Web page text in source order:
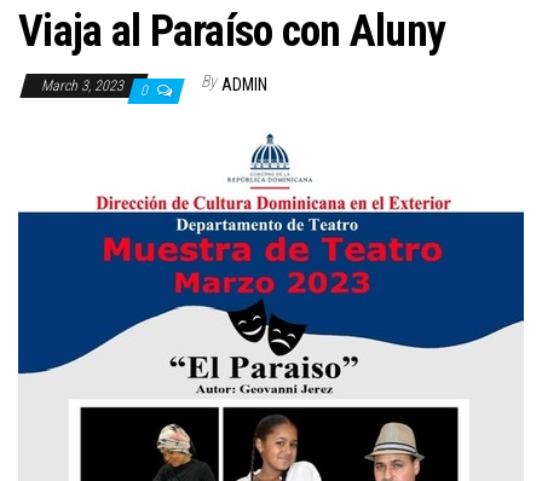
Viaja al Paraíso con Aluny
March 3, 2023 0 By ADMIN